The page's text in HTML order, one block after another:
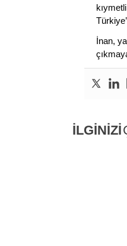
İnan,
İLGİNİZİ